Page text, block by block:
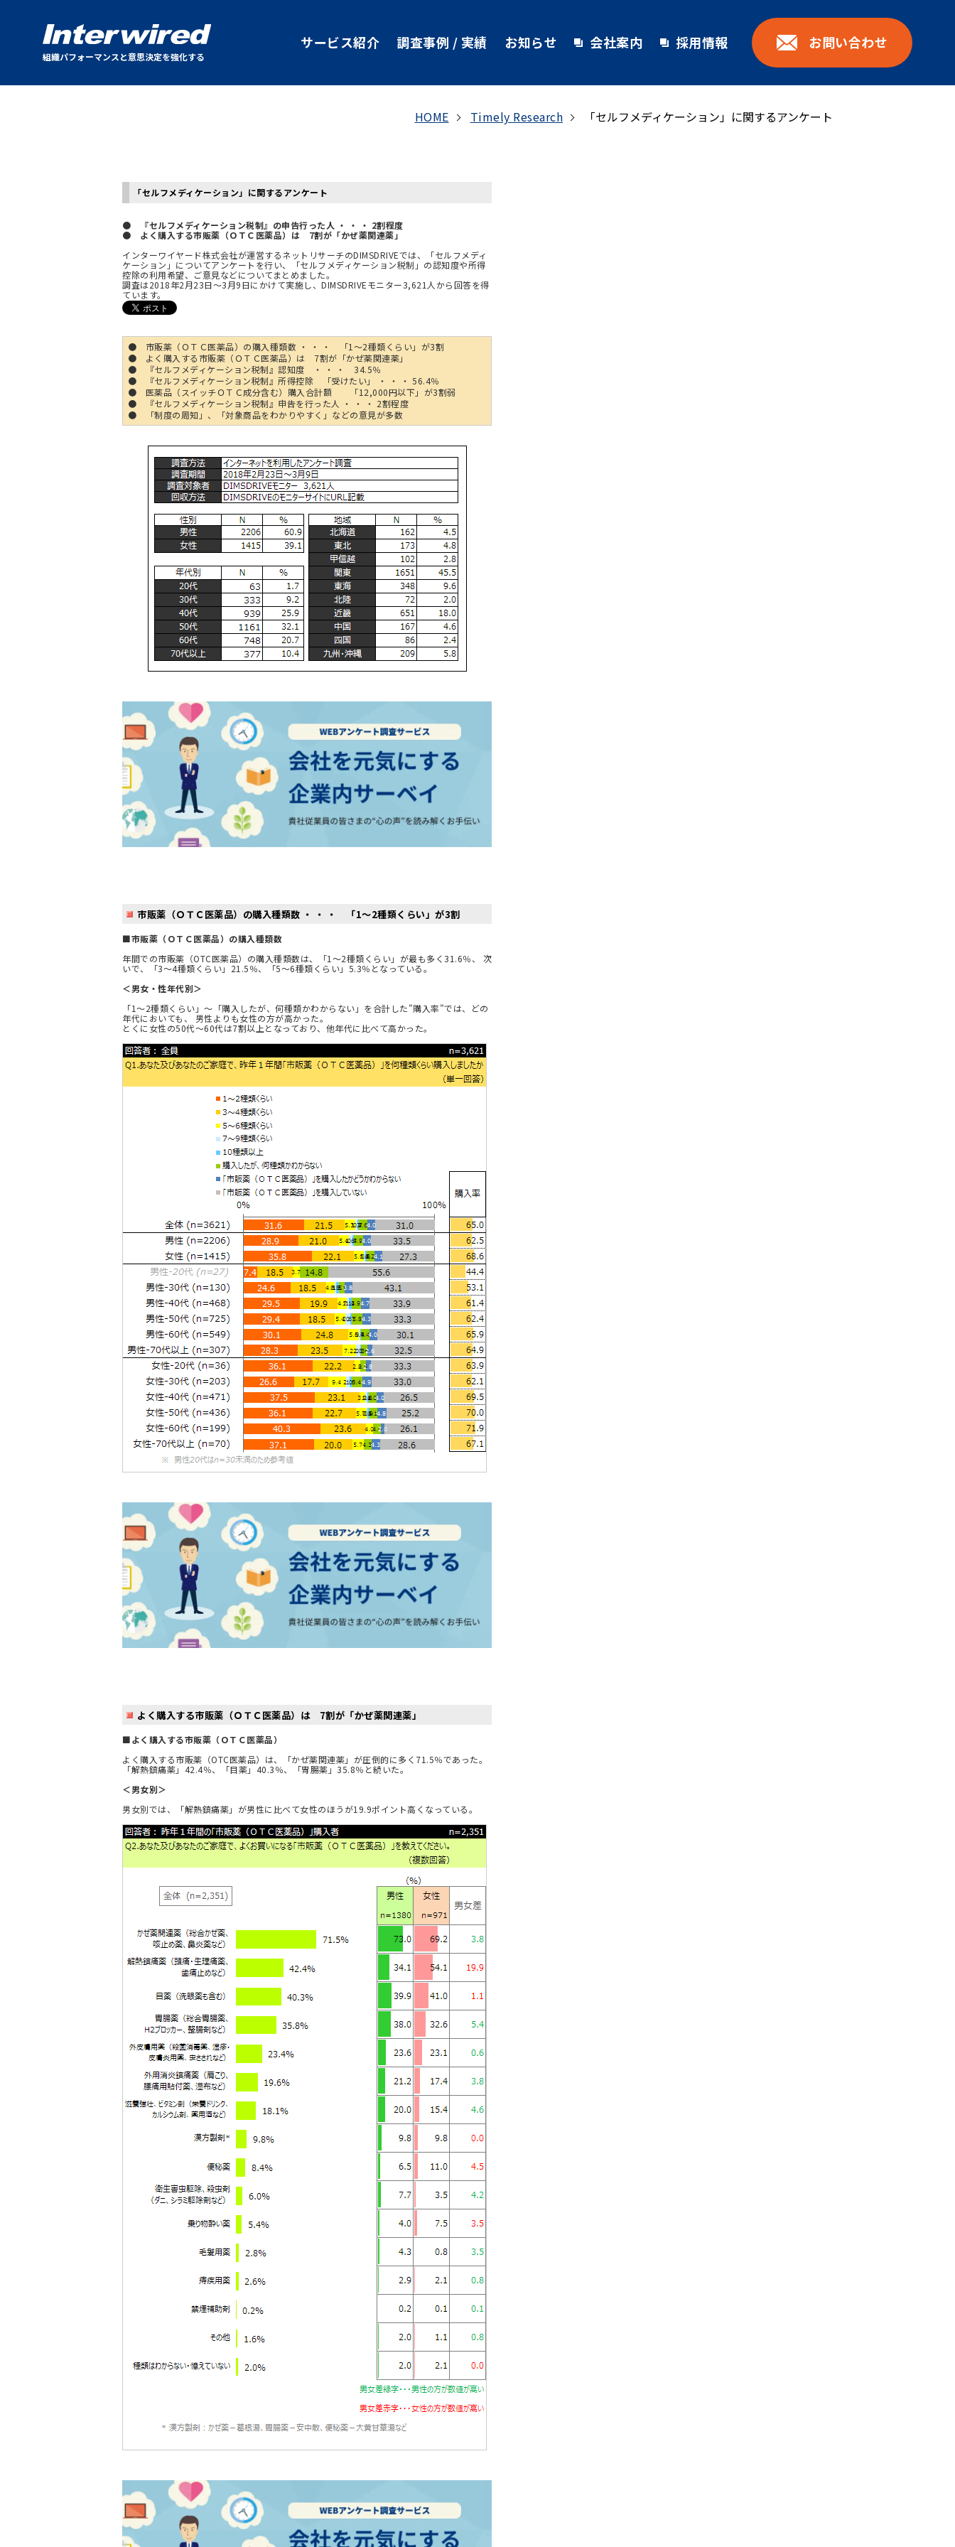
組織パフォーマンスと意思決定を強化する
サービス紹介 調査事例 / 実績 お知らせ 会社案内 採用情報 お問い合わせ
HOME Timely Research 「セルフメディケーション」に関するアンケート
「セルフメディケーション」に関するアンケート
● 『セルフメディケーション税制』の申告行った人 ・ ・ ・ 2割程度
● よく購入する市販薬（ＯＴＣ医薬品）は 7割が「かぜ薬関連薬」
インターワイヤード株式会社が運営するネットリサーチのDIMSDRIVEでは、「セルフメディ
ケーション」についてアンケートを行い、「セルフメディケーション税制」の認知度や所得
控除の利用希望、ご意見などについてまとめました。
調査は2018年2月23日～3月9日にかけて実施し、DIMSDRIVEモニター3,621人から回答を得
ています。
● 市販薬（ＯＴＣ医薬品）の購入種類数 ・ ・ ・ 「1～2種類くらい」が3割
● よく購入する市販薬（ＯＴＣ医薬品）は 7割が「かぜ薬関連薬」
● 『セルフメディケーション税制』認知度 ・ ・ ・ 34.5％
● 『セルフメディケーション税制』所得控除 「受けたい」 ・ ・ ・ 56.4％
● 医薬品（スイッチＯＴＣ成分含む）購入合計額 「12,000円以下」が3割弱
● 『セルフメディケーション税制』申告を行った人 ・ ・ ・ 2割程度
● 「制度の周知」、「対象商品をわかりやすく」などの意見が多数
市販薬（ＯＴＣ医薬品）の購入種類数 ・ ・ ・ 「1～2種類くらい」が3割
■市販薬（ＯＴＣ医薬品）の購入種類数
年間での市販薬（OTC医薬品）の購入種類数は、「1～2種類くらい」が最も多く31.6％、 次
いで、「3～4種類くらい」21.5％、「5～6種類くらい」5.3％となっている。
＜男女・性年代別＞
「1～2種類くらい」～「購入したが、何種類かわからない」を合計した”購入率”では、どの
年代においても、 男性よりも女性の方が高かった。
とくに女性の50代～60代は7割以上となっており、他年代に比べて高かった。
よく購入する市販薬（ＯＴＣ医薬品）は 7割が「かぜ薬関連薬」
■よく購入する市販薬（ＯＴＣ医薬品）
よく購入する市販薬（OTC医薬品）は、「かぜ薬関連薬」が圧倒的に多く71.5％であった。
「解熱鎮痛薬」42.4％、「目薬」40.3％、「胃腸薬」35.8％と続いた。
＜男女別＞
男女別では、「解熱鎮痛薬」が男性に比べて女性のほうが19.9ポイント高くなっている。